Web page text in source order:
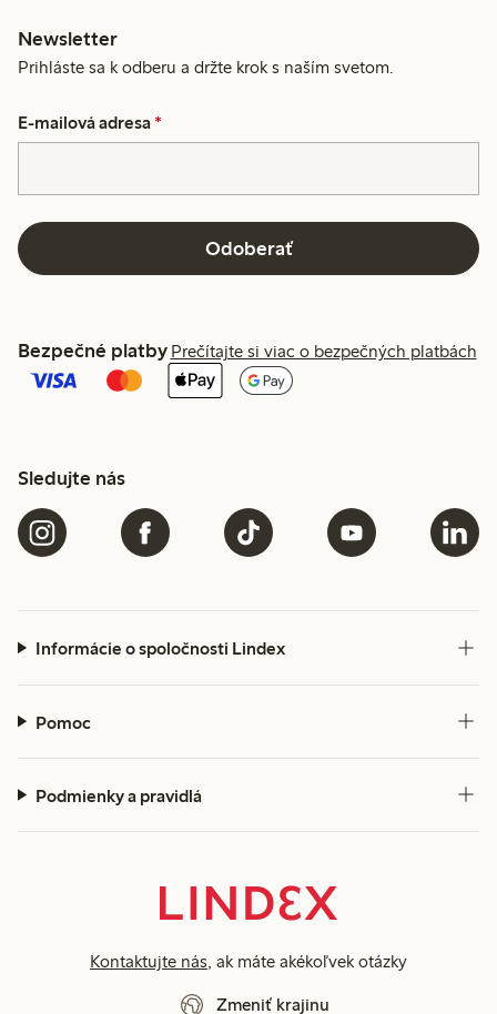
Newsletter
Prihláste sa k odberu a držte krok s naším svetom.
E-mailová adresa *
Odoberať
Bezpečné platby Prečítajte si viac o bezpečných platbách
Sledujte nás
Informácie o spoločnosti Lindex
Pomoc
Podmienky a pravidlá
Kontaktujte nás, ak máte akékoľvek otázky
Zmeniť krajinu